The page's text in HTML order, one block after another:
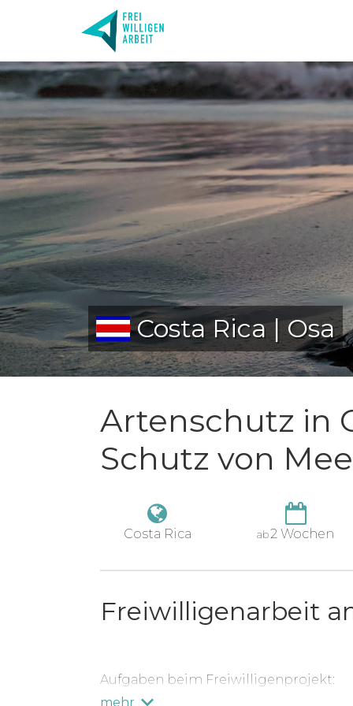
Costa Rica | Osa
Artenschutz in
Schutz von
Costa Rica ab2 Wochen
Freiwilligenarbeit
Aufgaben beim Freiwilligenprojekt:
mehr